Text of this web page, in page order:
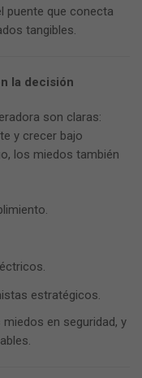
puente que conecta
tangibles.
la decisión
son claras:
y crecer bajo
los miedos también
estratégicos.
en seguridad, y